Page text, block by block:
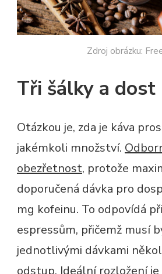
Zdroj obrázku:
Tři šálky a dost
Otázkou je, zda je káva
jakémkoli množství.
obezřetnost, protože
doporučená dávka pro
mg kofeinu. To odpovídá
espressům, přičemž musí
jednotlivými dávkami
odstup. Ideální rozložení